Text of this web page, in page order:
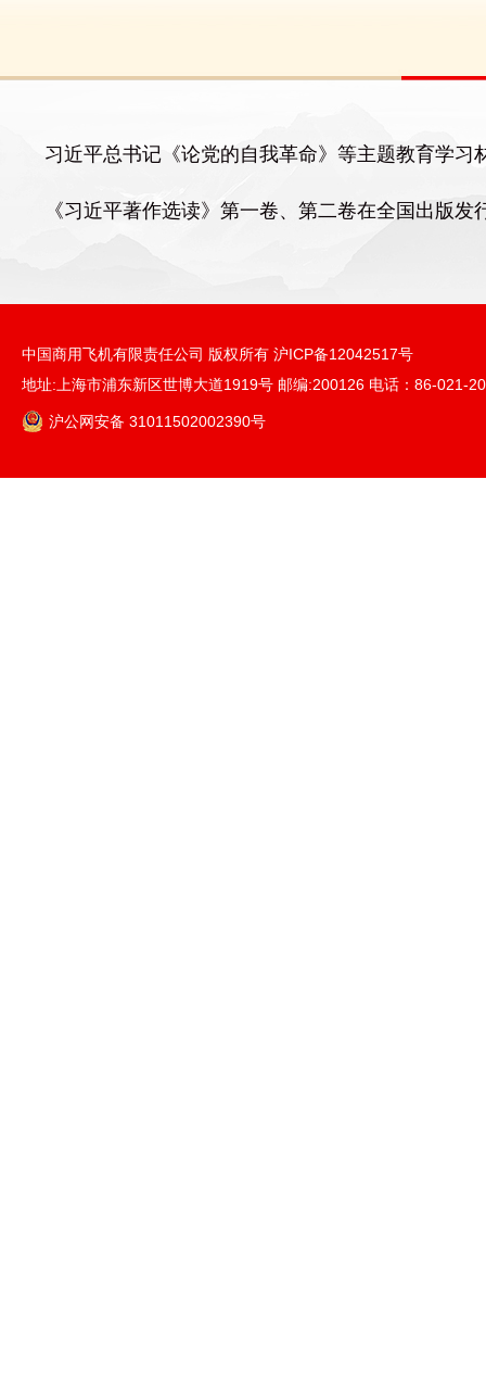
习近平总书记《论党的自我革命》等主题教育学习
《习近平著作选读》第一卷、第二卷在全国出版发
中国商用飞机有限责任公司 版权所有 沪ICP备12042517号
地址:上海市浦东新区世博大道1919号 邮编:200126 电话：86-021-
沪公网安备 31011502002390号